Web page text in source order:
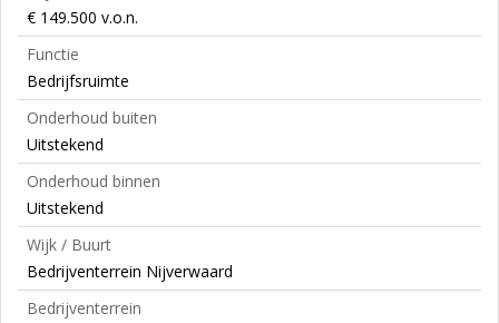
€ 149.500 v.o.n.
Functie
Bedrijfsruimte
Onderhoud buiten
Uitstekend
Onderhoud binnen
Uitstekend
Wijk / Buurt
Bedrijventerrein Nijverwaard
Bedrijventerrein